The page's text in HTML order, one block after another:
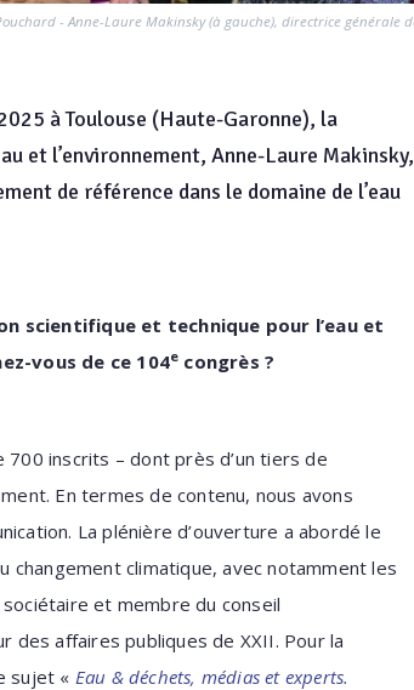
- Anne-Laure Makinsky (à gauche), directrice générale
à Toulouse (Haute-Garonne), la
et l’environnement, Anne-Laure Makinsky,
de référence dans le domaine de l’eau
scientifique et technique pour l’eau et
vous de ce 104e congrès ?
inscrits – dont près d’un tiers de
En termes de contenu, nous avons
La plénière d’ouverture a abordé le
changement climatique, avec notamment les
et membre du conseil
des affaires publiques de XXII. Pour la
sujet « Eau & déchets, médias et experts.